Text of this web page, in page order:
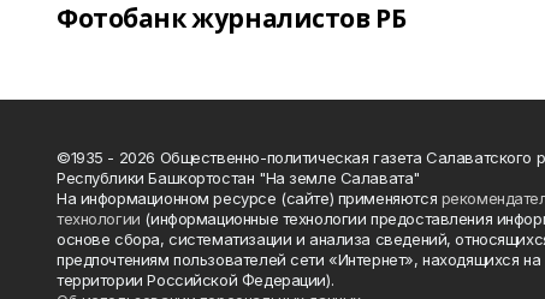
Фотобанк журналистов РБ
©1935 - 2026 Общественно-политическая газета Салаватского
Республики Башкортостан "На земле Салавата"
На информационном ресурсе (сайте) применяются
технологии (информационные технологии предоставления
основе сбора, систематизации и анализа сведений,
предпочтениям пользователей сети «Интернет», находящихся на
территории Российской Федерации).